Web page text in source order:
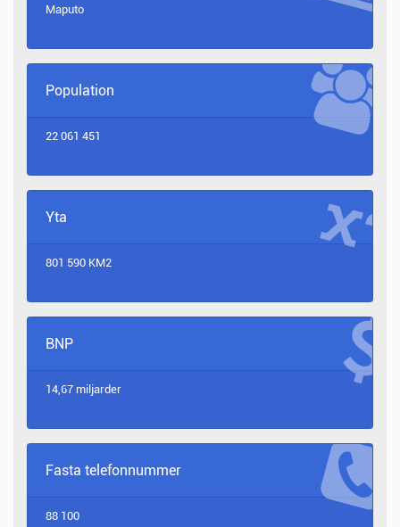
Maputo
Population
22 061 451
Yta
801 590 KM2
BNP
14,67 miljarder
Fasta telefonnummer
88 100